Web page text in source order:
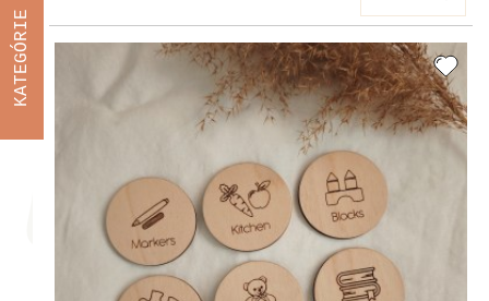
KATEGÓRIE